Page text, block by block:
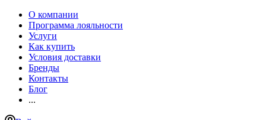
О компании
Программа лояльности
Услуги
Как купить
Условия доставки
Бренды
Контакты
Блог
...